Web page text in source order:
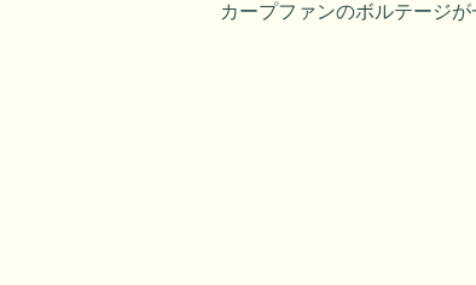
カープファンのボルテージが